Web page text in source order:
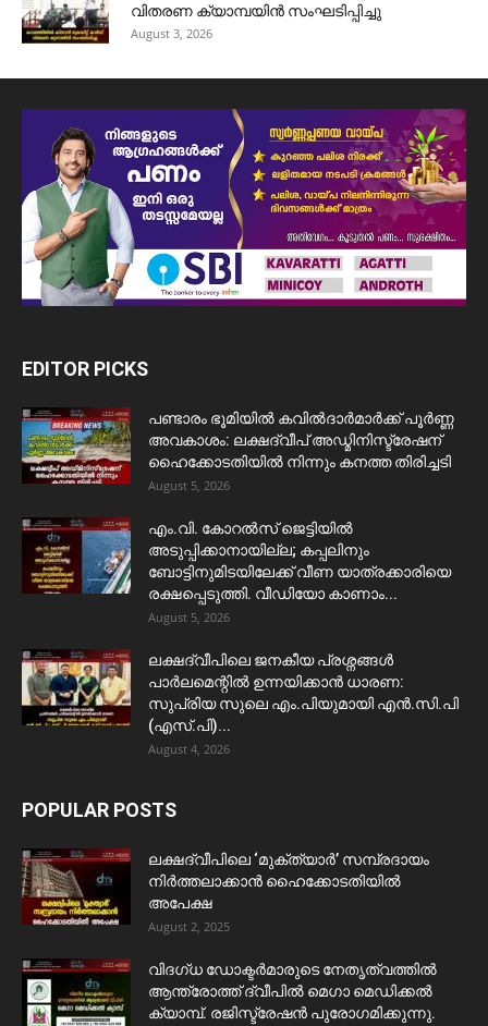
വിതരണ ക്യാമ്പയിൻ സംഘടിപ്പിച്ചു
August 3, 2026
EDITOR PICKS
പണ്ടാരം ഭൂമിയിൽ കവിൽദാർമാർക്ക് പൂർണ്ണ
അവകാശം: ലക്ഷദ്വീപ് അഡ്മിനിസ്ട്രേഷന്
ഹൈക്കോടതിയിൽ നിന്നും കനത്ത തിരിച്ചടി
August 5, 2026
​എം.വി. കോറൽസ് ജെട്ടിയിൽ
അടുപ്പിക്കാനായില്ല; കപ്പലിനും
ബോട്ടിനുമിടയിലേക്ക് വീണ യാത്രക്കാരിയെ
രക്ഷപ്പെടുത്തി. വീഡിയോ കാണാം...
August 5, 2026
ലക്ഷദ്വീപിലെ ജനകീയ പ്രശ്നങ്ങൾ
പാർലമെന്റിൽ ഉന്നയിക്കാൻ ധാരണ:
സുപ്രിയ സുലെ എം.പിയുമായി എൻ.സി.പി
(എസ്.പി)...
August 4, 2026
POPULAR POSTS
ലക്ഷദ്വീപിലെ ‘മുക്ത്യാർ’ സമ്പ്രദായം
നിർത്തലാക്കാൻ ഹൈക്കോടതിയിൽ
അപേക്ഷ
August 2, 2025
വിദഗ്ധ ഡോക്ടർമാരുടെ നേതൃത്വത്തിൽ
ആന്ത്രോത്ത് ദ്വീപിൽ മെഗാ മെഡിക്കൽ
ക്യാമ്പ്. രജിസ്ട്രേഷൻ പുരോഗമിക്കുന്നു.